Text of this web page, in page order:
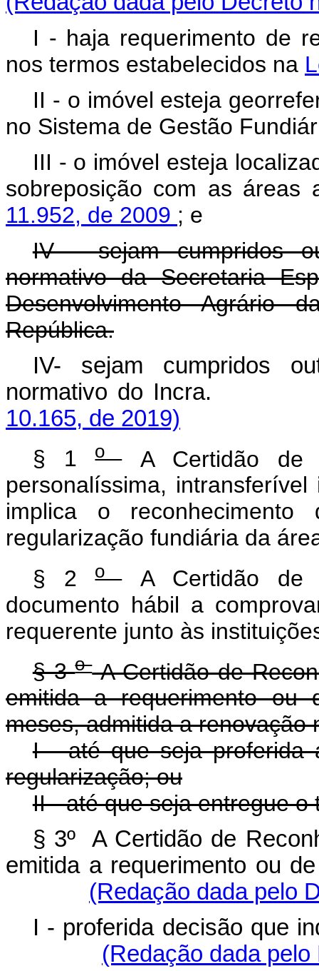
I - haja requerimento de
nos termos estabelecidos na
II - o imóvel esteja
no Sistema de Gestão
III - o imóvel esteja
sobreposição com as
11.952, de 2009 ; e
IV - sejam cumpridos
normativo da Secretaria
Desenvolvimento Agrário
República.
IV- sejam cumpridos
normativo do Incra.
10.165, de 2019)
§ 1o A Certidão de
personalíssima, intransferível
implica o
regularização fundiária da
§ 2o A Certidão de
documento hábil a
requerente junto às
§ 3oA Certidão de
emitida a requerimento
meses, admitida a renovação
I - até que seja proferida
regularização; ou
II - até que seja entregue o
§ 3º A Certidão de
emitida a requerimento ou
(Redação dada pelo
I - proferida decisão que
(Redação dada